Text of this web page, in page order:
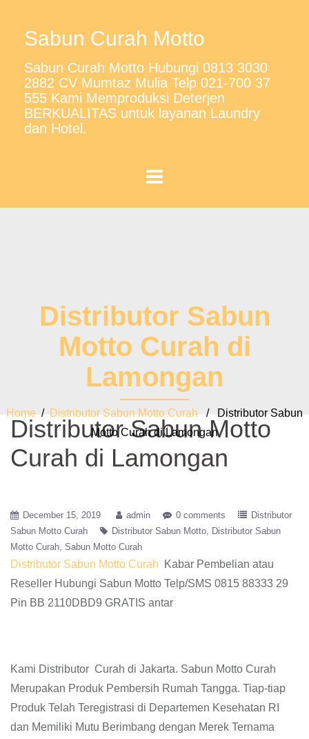
Sabun Curah Motto
Sabun Curah Motto Hubungi 0813 3030
2882 CV Mumtaz Mulia Telp 021-700 37
555 Kami Memproduksi Deterjen
BERKUALITAS untuk layanan Laundry
dan Hotel.
Distributor Sabun
Motto Curah di
Lamongan
Home / Distributor Sabun Motto Curah / Distributor Sabun
Motto Curah di Lamongan
Distributor Sabun Motto
Curah di Lamongan
December 15, 2019 admin 0 comments
Distributor
Sabun Motto Curah
Distributor Sabun Motto
Distributor Sabun
Motto Curah Sabun Motto Curah
Distributor Sabun Motto Curah
Kabar Pembelian atau
Reseller Hubungi Sabun Motto Telp/SMS 0815 88333 29
Pin BB 2110DBD9 GRATIS antar
Kami Distributor Curah di Jakarta. Sabun Motto Curah
Merupakan Produk Pembersih Rumah Tangga. Tiap-tiap
Produk Telah Teregistrasi di Departemen Kesehatan RI
dan Memiliki Mutu Berimbang dengan Merek Ternama